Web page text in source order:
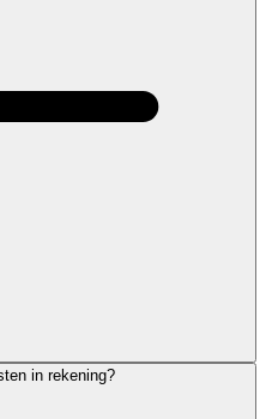
in rekening?